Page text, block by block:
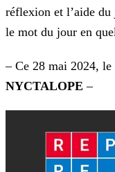
réflexion et l’aide du
le mot du jour en
– Ce 28 mai 2024,
NYCTALOPE –